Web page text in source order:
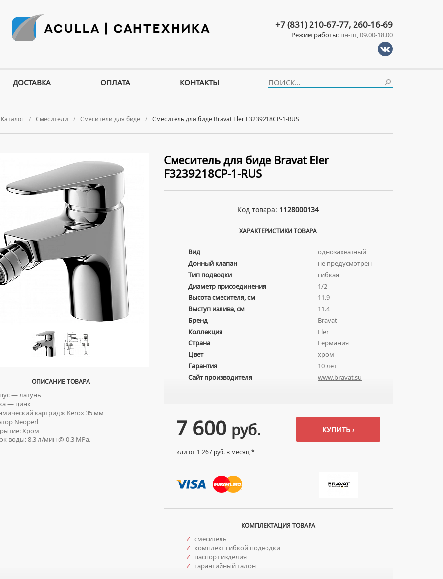
Каталог Смесители Смесители для биде Смеситель для биде Bravat Eler F3239218CP-1-RUS
ОПИСАНИЕ ТОВАРА
— латунь
— цинк
картридж Kerox 35 мм
Neoperl
Хром
воды: 8.3 л/мин @ 0.3 MPa.
Смеситель для биде Bravat Eler
F3239218CP-1-RUS
Код товара: 1128000134
ХАРАКТЕРИСТИКИ ТОВАРА
Вид
однозахватный
Донный клапан
не предусмотрен
Тип подводки
гибкая
Диаметр присоединения
1/2
Высота смесителя, см
11.9
Выступ излива, см
11.4
Бренд
Bravat
Коллекция
Eler
Страна
Германия
Цвет
хром
Гарантия
10 лет
Сайт производителя
www.bravat.su
7 600 руб.
или от 1 267 руб. в месяц *
КУПИТЬ ›
КОМПЛЕКТАЦИЯ ТОВАРА
✓ cмеситель
✓ комплект гибкой подводки
✓ паспорт изделия
✓ гарантийный талон
+7 (831) 210-67-77, 260-16-69
Режим работы: пн-пт, 09.00-18.00
ДОСТАВКА ОПЛАТА КОНТАКТЫ